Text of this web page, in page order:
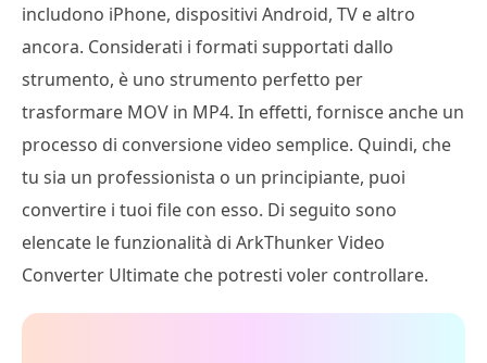
includono iPhone, dispositivi Android, TV e altro
ancora. Considerati i formati supportati dallo
strumento, è uno strumento perfetto per
trasformare MOV in MP4. In effetti, fornisce anche un
processo di conversione video semplice. Quindi, che
tu sia un professionista o un principiante, puoi
convertire i tuoi file con esso. Di seguito sono
elencate le funzionalità di ArkThunker Video
Converter Ultimate che potresti voler controllare.